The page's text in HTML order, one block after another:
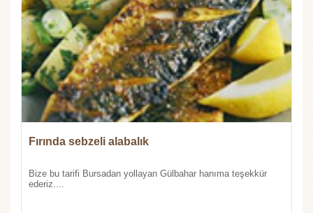
Fırında sebzeli alabalık
Bize bu tarifi Bursadan yollayan Gülbahar hanıma teşekkür
ederiz....